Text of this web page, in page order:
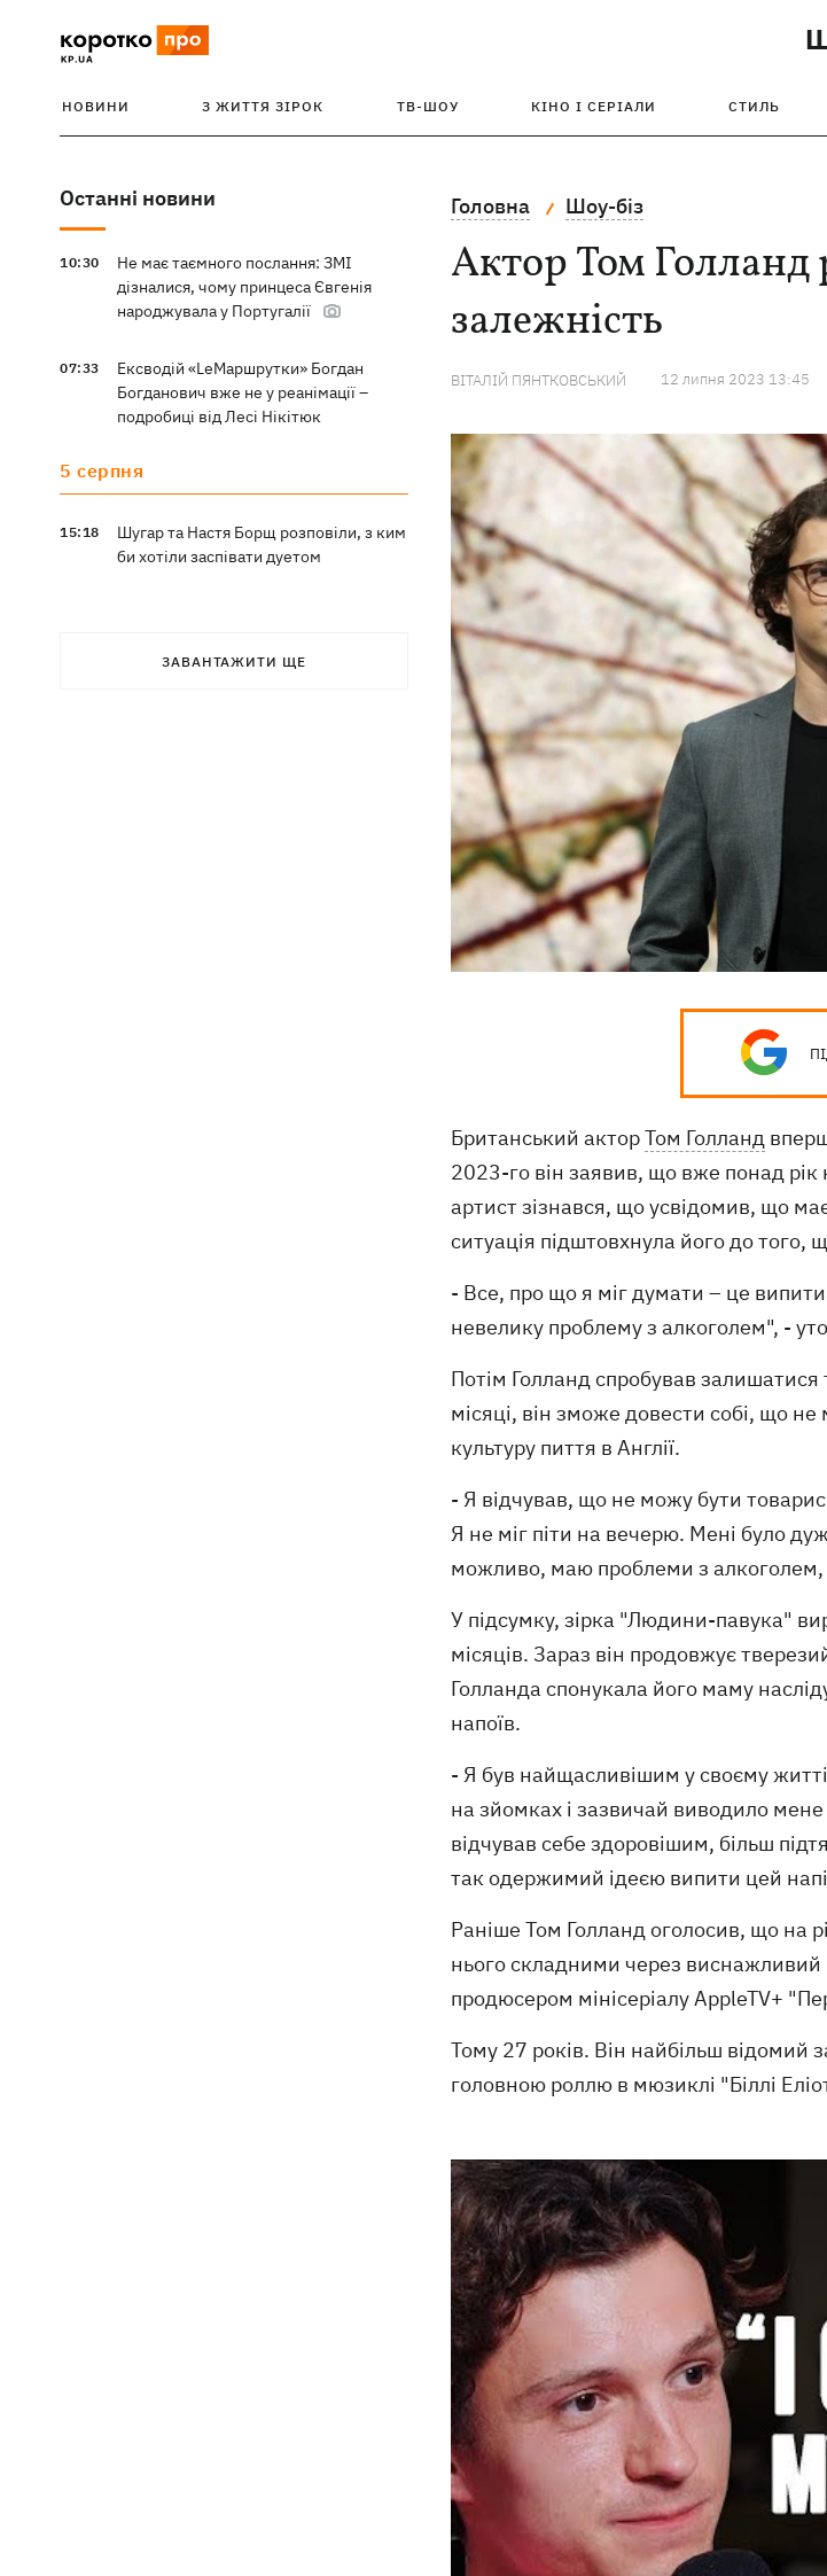
НОВИНИ З ЖИТТЯ ЗІРОК ТВ-ШОУ КІНО І СЕРІАЛИ СТИЛЬ
Останні новини
10:30
Не має таємного послання: ЗМІ
дізналися, чому принцеса Євгенія
народжувала у Португалії
07:33
Ексводій «LeМаршрутки» Богдан
Богданович вже не у реанімації –
подробиці від Лесі Нікітюк
5 серпня
15:18
Шугар та Настя Борщ розповіли, з ким
би хотіли заспівати дуетом
ЗАВАНТАЖИТИ ЩЕ
Головна Шоу-біз
Актор Том Голланд
залежність
ВІТАЛІЙ ПЯНТКОВСЬКИЙ 12 липня 2023 13:45
Британський акторТом Голланд
2023-го він заявив, що вже понад
артист зізнався, що усвідомив, що
ситуація підштовхнула його до того,
- Все, про що я міг думати – це
невелику проблему з алкоголем", -
Потім Голланд спробував
місяці, він зможе довести собі, що
культуру пиття в Англії.
- Я відчував, що не можу бути
Я не міг піти на вечерю. Мені було
можливо, маю проблеми з алкоголем,
У підсумку, зірка "Людини-павука"
місяців. Зараз він продовжує
Голланда спонукала його маму
напоїв.
- Я був найщасливішим у своєму
на зйомках і зазвичай виводило
відчував себе здоровішим, більш
так одержимий ідеєю випити цей
Раніше Том Голланд оголосив, що на
нього складними через виснажливий
продюсером мінісеріалу AppleTV+
Тому 27 років. Він найбільш відомий
головною роллю в мюзиклі "Біллі